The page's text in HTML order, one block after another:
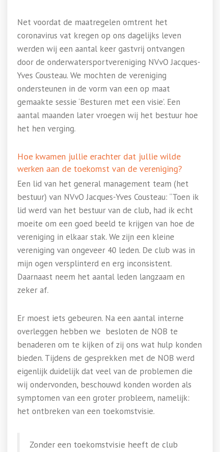
Net voordat de maatregelen omtrent het
coronavirus vat kregen op ons dagelijks leven
werden wij een aantal keer gastvrij ontvangen
door de onderwatersportvereniging NVvO Jacques-
Yves Cousteau. We mochten de vereniging
ondersteunen in de vorm van een op maat
gemaakte sessie ‘Besturen met een visie’. Een
aantal maanden later vroegen wij het bestuur hoe
het hen verging.
Hoe kwamen jullie erachter dat jullie wilde
werken aan de toekomst van de vereniging?
Een lid van het general management team (het
bestuur) van NVvO Jacques-Yves Cousteau: “Toen ik
lid werd van het bestuur van de club, had ik echt
moeite om een goed beeld te krijgen van hoe de
vereniging in elkaar stak. We zijn een kleine
vereniging van ongeveer 40 leden. De club was in
mijn ogen versplinterd en erg inconsistent.
Daarnaast neem het aantal leden langzaam en
zeker af.
Er moest iets gebeuren. Na een aantal interne
overleggen hebben we besloten de NOB te
benaderen om te kijken of zij ons wat hulp konden
bieden. Tijdens de gesprekken met de NOB werd
eigenlijk duidelijk dat veel van de problemen die
wij ondervonden, beschouwd konden worden als
symptomen van een groter probleem, namelijk:
het ontbreken van een toekomstvisie.
Zonder een toekomstvisie heeft de club